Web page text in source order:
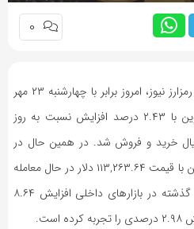
0
به گزارش اقتصاد آنلاین به نقل از رمزارز نیوز، امروز برابر با چهارشنبه ۲۳ مهر
۱۴۰۴ در بازار داخلی، هر بیت کوین با ۲.۴۳ درصد افزایش نسبت به روز
با نرخ ۱۲۵,۹۴۹,۱۶۸,۰۰۰ ریال خرید و فروش شد. در همین حال در
بازار‌های جهانی، هر واحد بیت کوین با قیمت ۱۱۳,۲۶۳.۶۴ دلار در حال معامله
می‌باشد. بیت کوین طی یک ماه گذشته در بازار‌های داخلی افزایش ۸.۶۴